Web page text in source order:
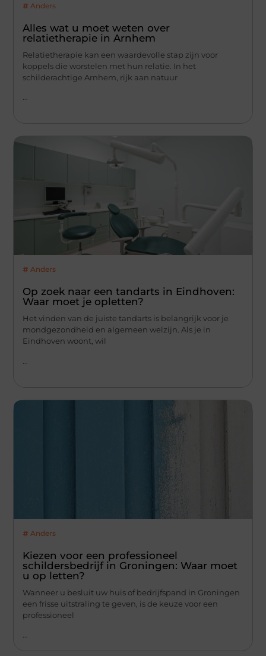
Anders
Alles wat u moet weten over
relatietherapie in Arnhem
Relatietherapie kan een waardevolle stap zijn voor
koppels die worstelen met hun relatie. In het
schilderachtige Arnhem, rijk aan natuur
Anders
Op zoek naar een tandarts in Eindhoven:
Waar moet je opletten?
Het vinden van de juiste tandarts is belangrijk voor je
mondgezondheid en algemeen welzijn. Als je in
Eindhoven woont, wil
Anders
Kiezen voor een professioneel
schildersbedrijf in Groningen: Waar moet
u op letten?
Wanneer u besluit uw huis of bedrijfspand in Groningen
een frisse uitstraling te geven, is de keuze voor een
professioneel